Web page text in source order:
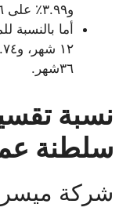
و٣.٩٩٪ على ٣٦شهر.
٣٦شهر.
نسبة
سلطنة
شركة